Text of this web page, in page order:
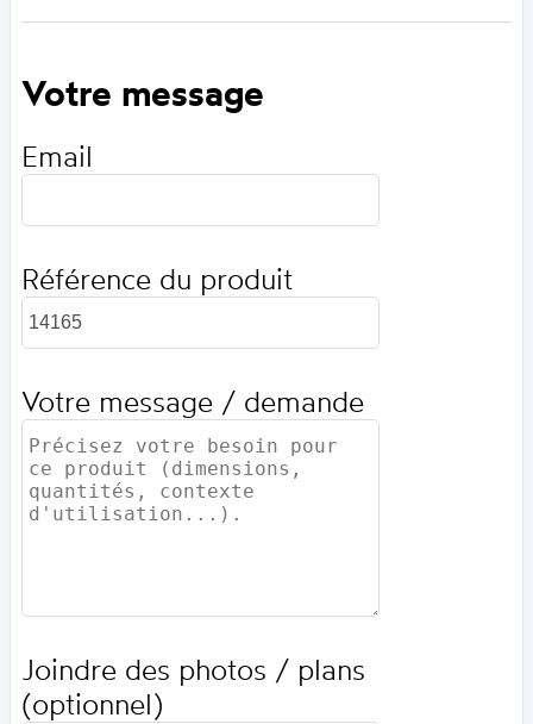
Votre message
Email
Référence du produit
Votre message / demande
Joindre des photos / plans
(optionnel)